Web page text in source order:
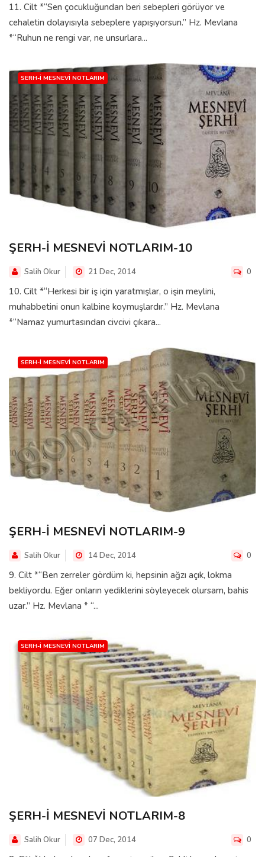
11. Cilt *“Sen çocukluğundan beri sebepleri görüyor ve
cehaletin dolayısıyla sebeplere yapışıyorsun.” Hz. Mevlana
*“Ruhun ne rengi var, ne unsurlara...
SERH-I MESNEVI NOTLARIM
ŞERH-İ MESNEVİ NOTLARIM-10
Salih Okur 21 Dec, 2014 0
10. Cilt *“Herkesi bir iş için yaratmışlar, o işin meylini,
muhabbetini onun kalbine koymuşlardır.” Hz. Mevlana
*“Namaz yumurtasından civcivi çıkara...
SERH-I MESNEVI NOTLARIM
ŞERH-İ MESNEVİ NOTLARIM-9
Salih Okur 14 Dec, 2014 0
9. Cilt *“Ben zerreler gördüm ki, hepsinin ağzı açık, lokma
bekliyordu. Eğer onların yediklerini söyleyecek olursam, bahis
uzar.” Hz. Mevlana * “...
SERH-I MESNEVI NOTLARIM
ŞERH-İ MESNEVİ NOTLARIM-8
Salih Okur 07 Dec, 2014 0